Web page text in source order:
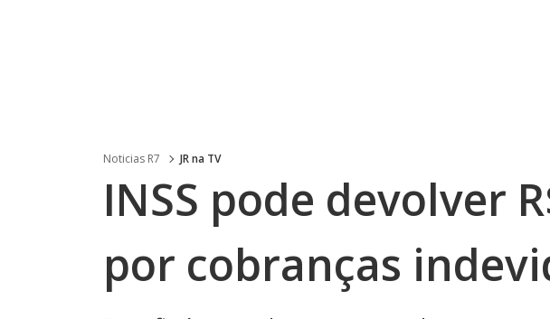
Noticias R7 JR na TV
INSS pode devolver
por cobranças